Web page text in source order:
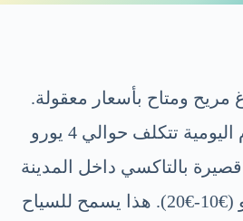
مريح ومتاح بأسعار معقولة.
تذكرة الحافلة أو الترام اليومية تتكلف حوالي 4 يورو
قصيرة بالتاكسي داخل المدينة
تتراوح بين 10 و20 يورو (€10-€20). هذا يسمح للسياح